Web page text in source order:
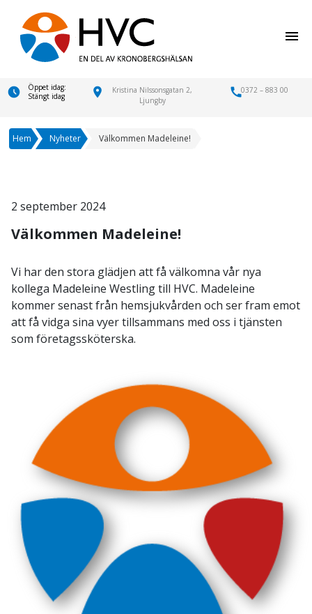
menu
Öppet idag:
Stängt idag
location_on
Kristina Nilssonsgatan 2,
Ljungby
call0372 – 883 00
Hem Nyheter Välkommen Madeleine!
2 september 2024
Välkommen Madeleine!
Vi har den stora glädjen att få välkomna vår nya
kollega Madeleine Westling till HVC. Madeleine
kommer senast från hemsjukvården och ser fram emot
att få vidga sina vyer tillsammans med oss i tjänsten
som företagssköterska.